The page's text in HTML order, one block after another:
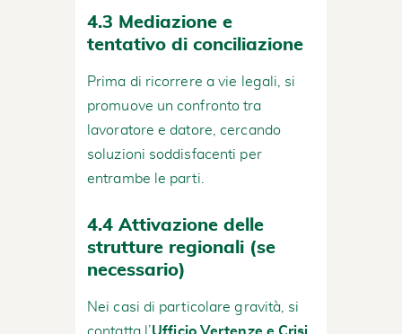
4.3 Mediazione e
tentativo di conciliazione
Prima di ricorrere a vie legali, si
promuove un confronto tra
lavoratore e datore, cercando
soluzioni soddisfacenti per
entrambe le parti.
4.4 Attivazione delle
strutture regionali (se
necessario)
Nei casi di particolare gravità, si
contatta l’Ufficio Vertenze e Crisi